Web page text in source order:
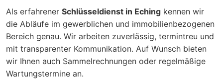
Als erfahrener Schlüsseldienst in Eching kennen wir
die Abläufe im gewerblichen und immobilienbezogenen
Bereich genau. Wir arbeiten zuverlässig, termintreu und
mit transparenter Kommunikation. Auf Wunsch bieten
wir Ihnen auch Sammelrechnungen oder regelmäßige
Wartungstermine an.